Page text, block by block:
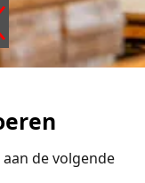
de volgende